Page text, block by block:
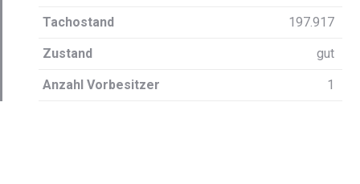
Tachostand 197.917
Zustand gut
Anzahl Vorbesitzer 1